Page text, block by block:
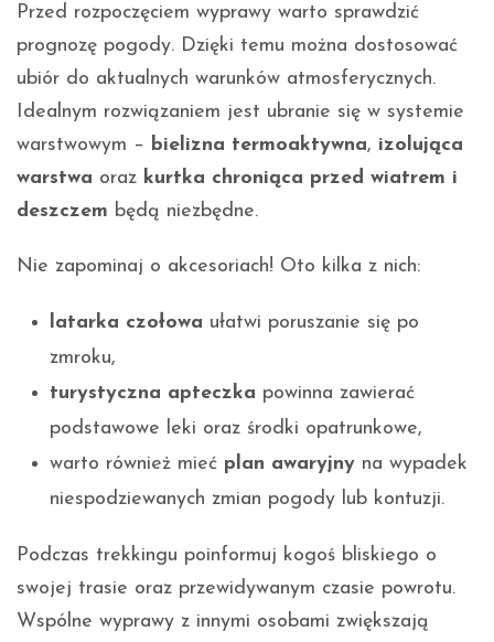
Przed rozpoczęciem wyprawy warto sprawdzić
prognozę pogody. Dzięki temu można dostosować
ubiór do aktualnych warunków atmosferycznych.
Idealnym rozwiązaniem jest ubranie się w systemie
warstwowym – bielizna termoaktywna, izolująca
warstwa oraz kurtka chroniąca przed wiatrem i
deszczem będą niezbędne.
Nie zapominaj o akcesoriach! Oto kilka z nich:
latarka czołowa ułatwi poruszanie się po
zmroku,
turystyczna apteczka powinna zawierać
podstawowe leki oraz środki opatrunkowe,
warto również mieć plan awaryjny na wypadek
niespodziewanych zmian pogody lub kontuzji.
Podczas trekkingu poinformuj kogoś bliskiego o
swojej trasie oraz przewidywanym czasie powrotu.
Wspólne wyprawy z innymi osobami zwiększają